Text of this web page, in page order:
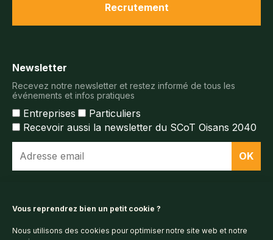
Vous reprendrez bien un petit cookie ?
Nous utilisons des cookies pour optimiser notre site web et notre
Recrutement
Newsletter
Recevez notre newsletter et restez informé de tous les
événements et infos pratiques
Entreprises
Particuliers
Recevoir aussi la newsletter du SCoT Oisans 2040